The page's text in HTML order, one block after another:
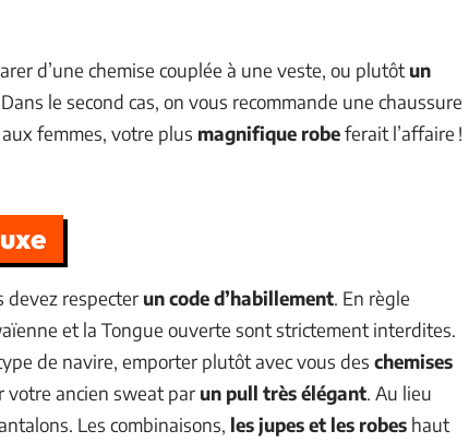
d’une chemise couplée à une veste, ou plutôt un
le second cas, on vous recommande une chaussure
femmes, votre plus magnifique robeferait l’affaire !
devez respecter un code d’habillement. En règle
et la Tongue ouverte sont strictement interdites.
de navire, emporter plutôt avec vous des chemises
votre ancien sweat par un pull très élégant. Au lieu
Les combinaisons, les jupes et les robes haut